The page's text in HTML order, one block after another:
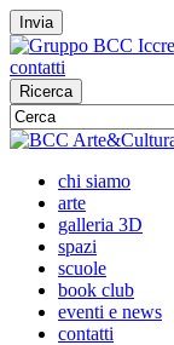
Invia
contatti
Ricerca
chi siamo
arte
galleria 3D
spazi
scuole
book club
eventi e news
contatti